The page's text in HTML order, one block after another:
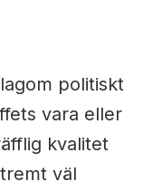
politiskt
vara eller
kvalitet
väl